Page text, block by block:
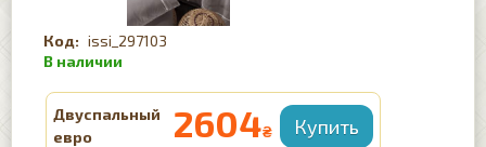
issi_297103
Двуспальный
евро
2604₴